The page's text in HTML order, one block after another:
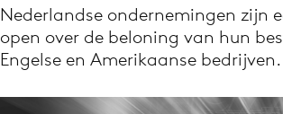
Volg het laatste nieuws via
Nieuws app
Nederlandse ondernemingen zijn
open over de beloning van hun
Engelse en Amerikaanse